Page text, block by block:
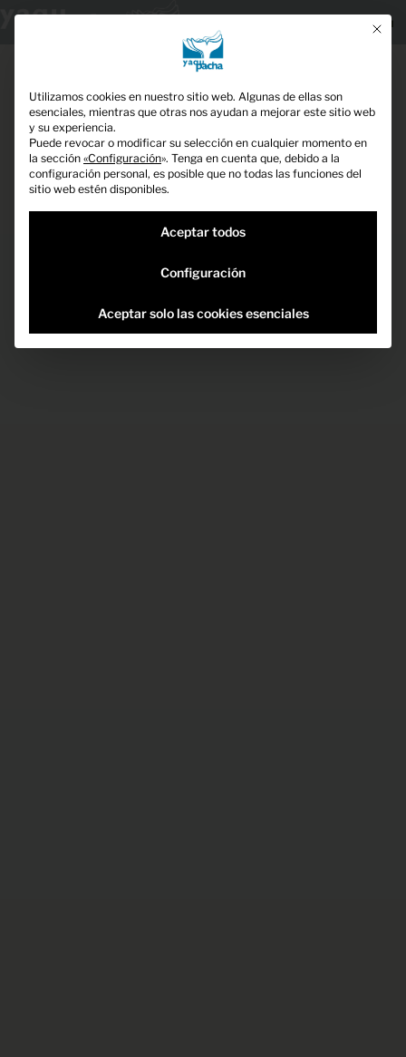
contenido
Menú
Este
Configuración de
Utilizamos cookies en nuestro sitio web. Algunas de ellas son
esenciales, mientras que otras nos ayudan a mejorar este sitio web
y su experiencia.
Puede revocar o modificar su selección en cualquier momento en
la sección «Configuración». Tenga en cuenta que, debido a la
configuración personal, es posible que no todas las funciones del
sitio web estén disponibles.
Aceptar todos
Configuración
Aceptar solo las cookies esenciales